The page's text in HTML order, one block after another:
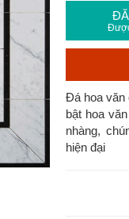
Đá hoa văn
bật hoa
nhàng,
hiện đại